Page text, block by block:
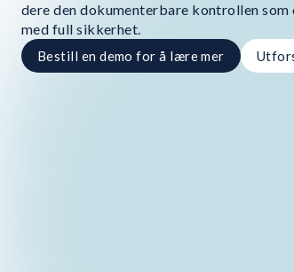
dere den dokumenterbare kontrollen som
med full sikkerhet.
Bestill en demo for å lære mer